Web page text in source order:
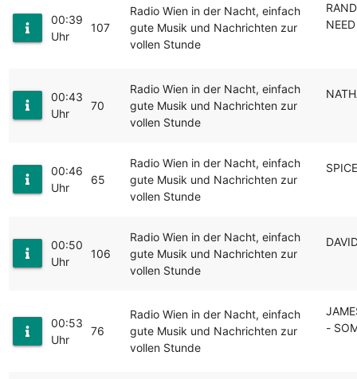
00:39
Uhr
107
Radio Wien in der Nacht, einfach
gute Musik und Nachrichten zur
vollen Stunde
00:43
Uhr
70
Radio Wien in der Nacht, einfach
gute Musik und Nachrichten zur
vollen Stunde
00:46
Uhr
65
Radio Wien in der Nacht, einfach
gute Musik und Nachrichten zur
vollen Stunde
00:50
Uhr
106
Radio Wien in der Nacht, einfach
gute Musik und Nachrichten zur
vollen Stunde
00:53
Uhr
76
Radio Wien in der Nacht, einfach
gute Musik und Nachrichten zur
vollen Stunde
-